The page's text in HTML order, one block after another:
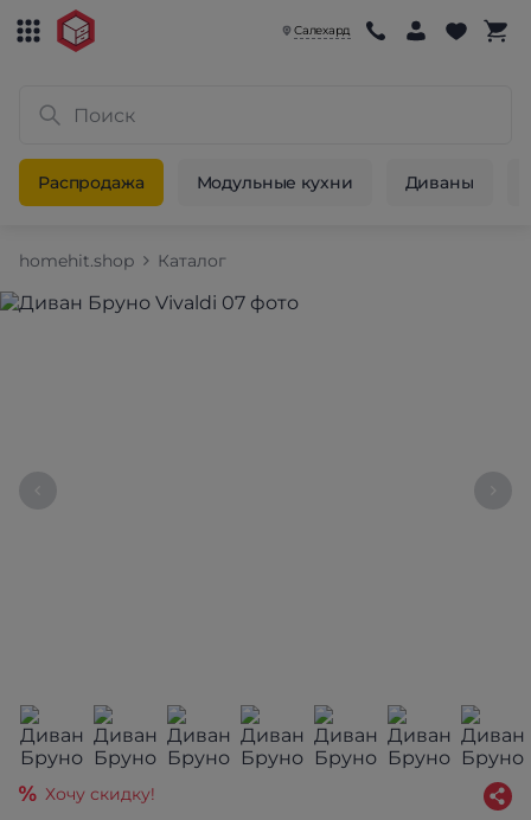
Салехард
Распродажа Модульные кухни Диваны
homehit.shop Каталог
Хочу скидку!